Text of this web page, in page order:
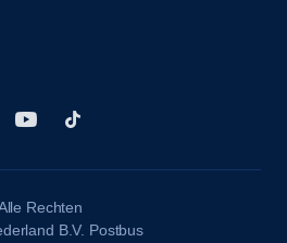
Rechten
B.V. Postbus